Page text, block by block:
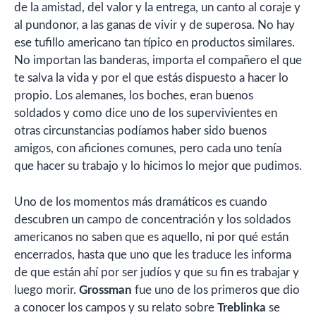
de la amistad, del valor y la entrega, un canto al coraje y
al pundonor, a las ganas de vivir y de superosa. No hay
ese tufillo americano tan típico en productos similares.
No importan las banderas, importa el compañero el que
te salva la vida y por el que estás dispuesto a hacer lo
propio. Los alemanes, los boches, eran buenos
soldados y como dice uno de los supervivientes en
otras circunstancias podíamos haber sido buenos
amigos, con aficiones comunes, pero cada uno tenía
que hacer su trabajo y lo hicimos lo mejor que pudimos.
Uno de los momentos más dramáticos es cuando
descubren un campo de concentración y los soldados
americanos no saben que es aquello, ni por qué están
encerrados, hasta que uno que les traduce les informa
de que están ahí por ser judíos y que su fin es trabajar y
luego morir. Grossman fue uno de los primeros que dio
a conocer los campos y su relato sobre Treblinka se